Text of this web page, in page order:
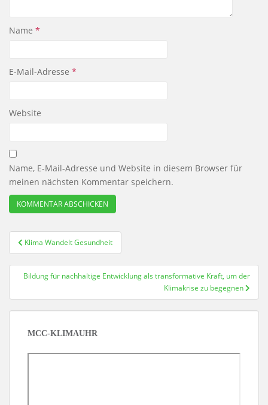
Name *
E-Mail-Adresse *
Website
Name, E-Mail-Adresse und Website in diesem Browser für
meinen nächsten Kommentar speichern.
Beitragsnavigation
Klima Wandelt Gesundheit
Bildung für nachhaltige Entwicklung als transformative Kraft, um der
Klimakrise zu begegnen
MCC-KLIMAUHR